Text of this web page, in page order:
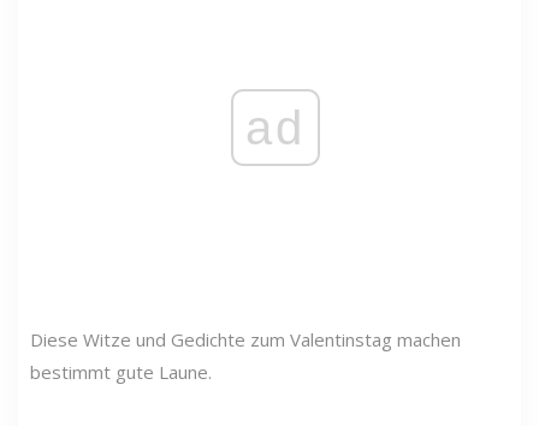
ad
Diese Witze und Gedichte zum Valentinstag machen
bestimmt gute Laune.